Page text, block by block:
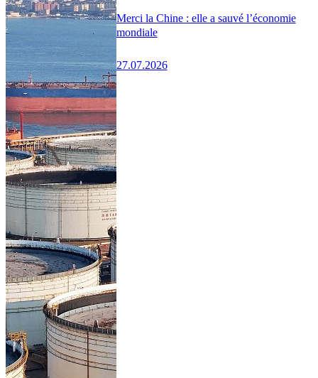
Merci la Chine : elle a sauvé l’économie
mondiale
27.07.2026